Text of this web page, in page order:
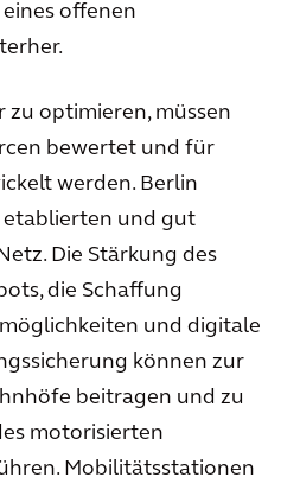
offenen
optimieren, müssen
bewertet und für
werden. Berlin
und gut
Die Stärkung des
die Schaffung
und digitale
können zur
beitragen und zu
motorisierten
Mobilitätsstationen